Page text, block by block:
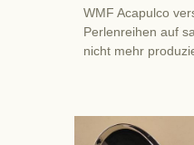
WMF Acapulco
Perlenreihen auf
nicht mehr